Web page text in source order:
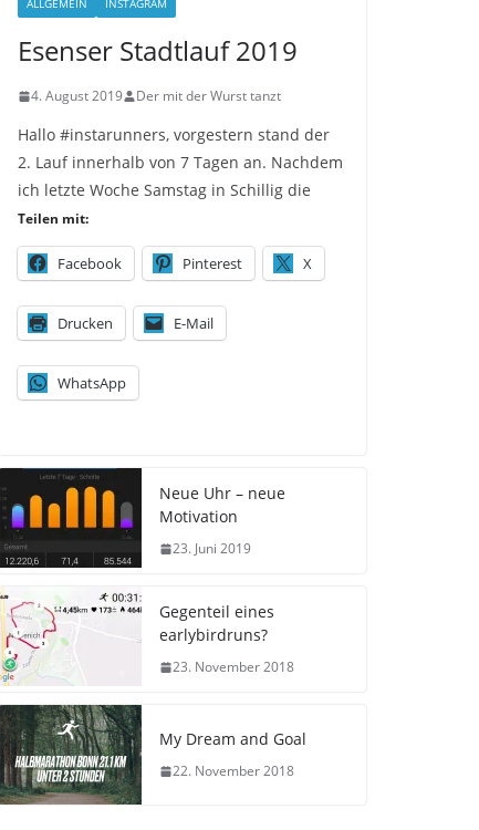
ALLGEMEIN INSTAGRAM
Esenser Stadtlauf 2019
4. August 2019 Der mit der Wurst tanzt
Hallo #instarunners, vorgestern stand der
2. Lauf innerhalb von 7 Tagen an. Nachdem
ich letzte Woche Samstag in Schillig die
Teilen mit:
Facebook Pinterest X
Drucken E-Mail
WhatsApp
Neue Uhr – neue
Motivation
23. Juni 2019
Gegenteil eines
earlybirdruns?
23. November 2018
My Dream and Goal
22. November 2018